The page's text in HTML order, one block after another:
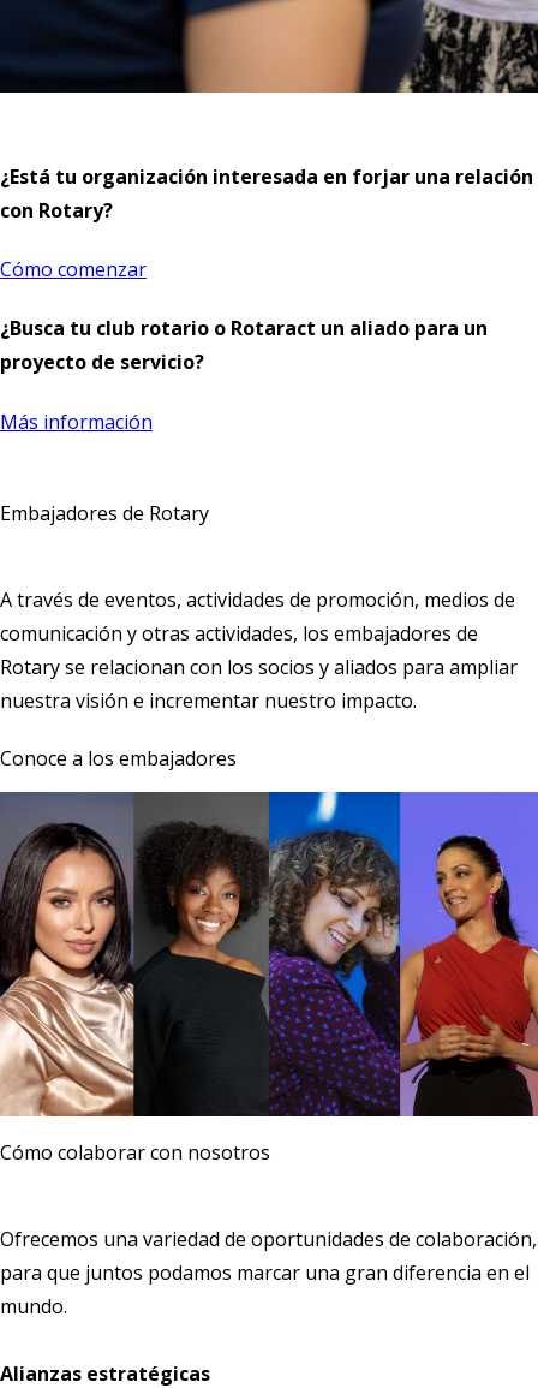
¿Está tu organización interesada en forjar una relación
con Rotary?
Cómo comenzar
¿Busca tu club rotario o Rotaract un aliado para un
proyecto de servicio?
Más información
Embajadores de Rotary
A través de eventos, actividades de promoción, medios de
comunicación y otras actividades, los embajadores de
Rotary se relacionan con los socios y aliados para ampliar
nuestra visión e incrementar nuestro impacto.
Conoce a los embajadores
Cómo colaborar con nosotros
Ofrecemos una variedad de oportunidades de colaboración,
para que juntos podamos marcar una gran diferencia en el
mundo.
Alianzas estratégicas